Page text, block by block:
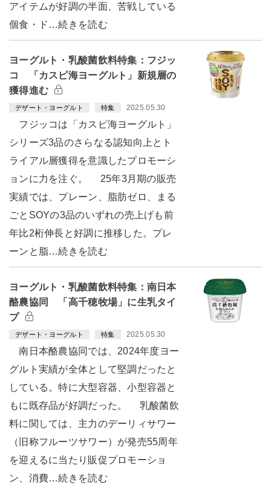
アイテムが好調の半面、苦戦している
個食・ド…続きを読む
ヨーグルト・乳酸菌飲料特集：フジッ
コ 「カスピ海ヨーグルト」新規層の
獲得進む
デザート・ヨーグルト 特集 2025.05.30
フジッコは「カスピ海ヨーグルト」
シリーズ3品のさらなる認知向上とト
ライアル層獲得を意識したプロモーシ
ョンに力を注ぐ。 25年3月期の販売
実績では、プレーン、脂肪ゼロ、まる
ごとSOYの3品のいずれの売上げも前
年比2桁伸長と好調に推移した。プレ
ーンと脂…続きを読む
ヨーグルト・乳酸菌飲料特集：南日本
酪農協同 「高千穂牧場」に生乳タイ
プ
デザート・ヨーグルト 特集 2025.05.30
南日本酪農協同では、2024年度ヨー
グルト実績が全体として堅調だったと
している。特に大型容器、小型容器と
もに既存品が好調だった。 乳酸菌飲
料に関しては、主力のデーリィサワー
（旧称フルーツサワー）が発売55周年
を迎えるに当たり販促プロモーショ
ン、消費…続きを読む